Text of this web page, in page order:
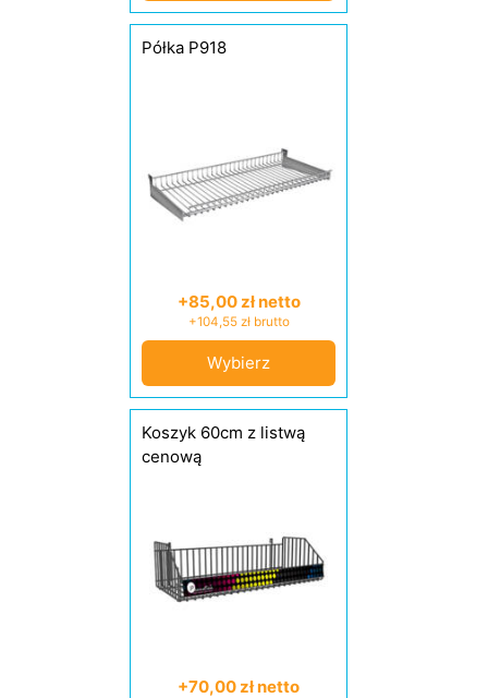
Półka P918
+85,00 zł netto
+104,55 zł brutto
Wybierz
Koszyk 60cm z listwą
cenową
+70,00 zł netto